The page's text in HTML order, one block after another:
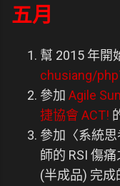
五月
幫 2015 年開
chusiang/
參加 Agile
捷協會 ACT!
參加〈系統
師的 RSI 傷
(半成品) 完成